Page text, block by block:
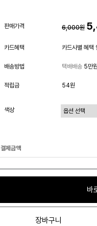
판매가격 6,000원
카드혜택 카드사별 혜택
배송방법 택배배송 5만
적립금 54원
색상
결제금액
바
장바구니